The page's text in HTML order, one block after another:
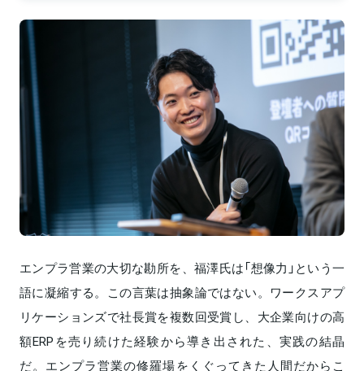
エンプラ営業の大切な勘所を、福澤氏は「想像力」という一
語に凝縮する。この言葉は抽象論ではない。ワークスアプ
リケーションズで社長賞を複数回受賞し、大企業向けの高
額ERPを売り続けた経験から導き出された、実践の結晶
だ。エンプラ営業の修羅場をくぐってきた人間だからこ